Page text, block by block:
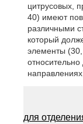
цитрусовых,
40) имеют
различными
который
элементы
для